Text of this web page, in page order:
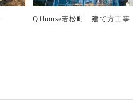
Q1house若松町 建て方工事